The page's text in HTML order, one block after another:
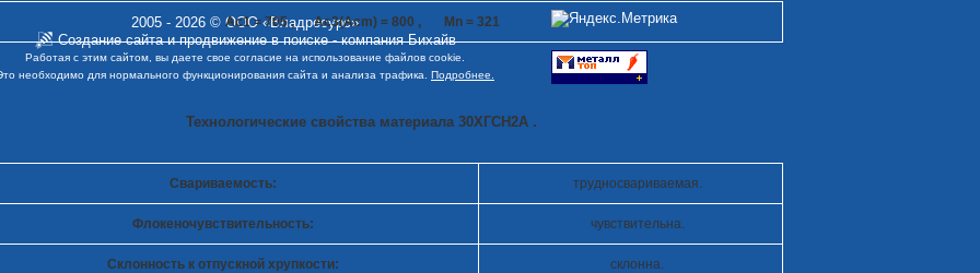
Ac1= 705 , Ac3(Acm) = 800 , Mn = 321
Технологические свойства материала 30ХГСН2А .
Свариваемость: трудносвариваемая.
Флокеночувствительность: чувствительна.
Склонность к отпускной хрупкости: склонна.
2005 - 2026 © ООО «Владресурс»
Создание сайтаипродвижение в поиске- компания Бихайв
Работая с этим сайтом, вы даете свое согласие на использование файлов cookie.
необходимо для нормального функционирования сайта и анализа трафика. Подробнее.